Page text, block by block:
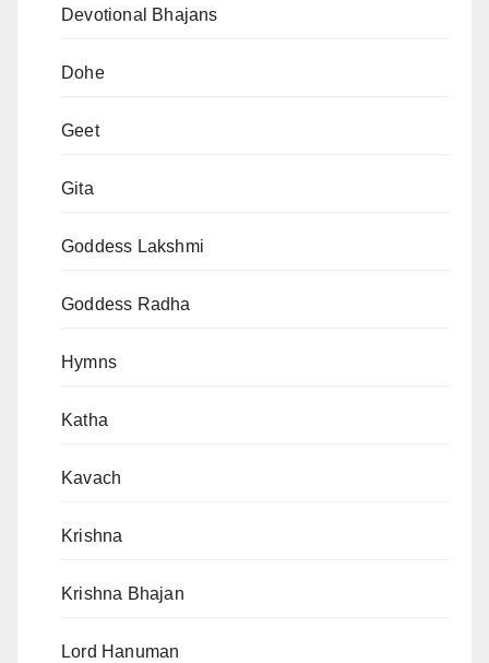
Devotional Bhajans
Dohe
Geet
Gita
Goddess Lakshmi
Goddess Radha
Hymns
Katha
Kavach
Krishna
Krishna Bhajan
Lord Hanuman